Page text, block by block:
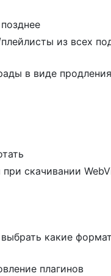
из всех
в виде
скачивании
какие
плагинов